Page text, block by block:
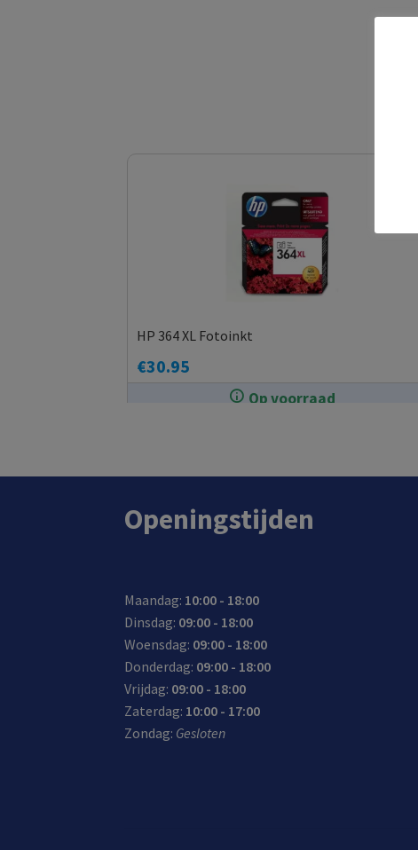
Op voorraad
HP 364 XL Fotoinkt
€30.95
Openingstijden
Maandag: 10:00 - 18:00
Dinsdag: 09:00 - 18:00
Woensdag: 09:00 - 18:00
Donderdag: 09:00 - 18:00
Vrijdag: 09:00 - 18:00
Zaterdag: 10:00 - 17:00
Zondag: Gesloten